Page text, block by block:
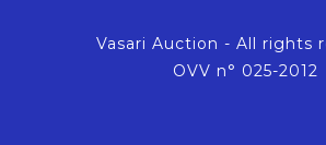
Vasari Auction - All rights
OVV n° 025-2012